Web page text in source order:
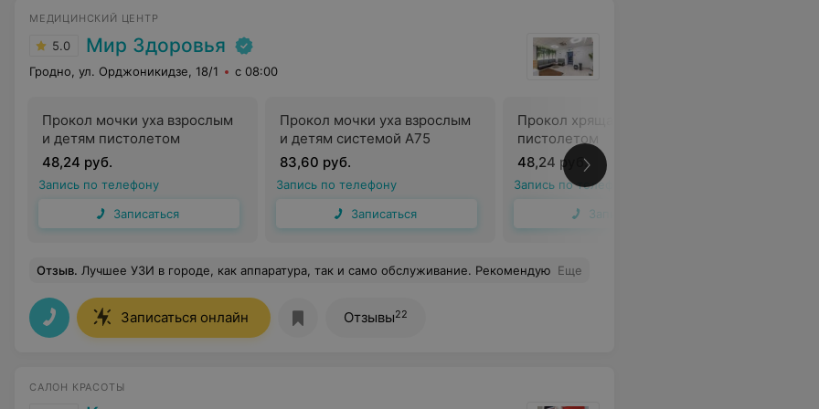
МЕДИЦИНСКИЙ ЦЕНТР
5.0 Мир Здоровья
Гродно, ул. Орджоникидзе, 18/1 с 08:00
Прокол мочки уха взрослым
и детям пистолетом
48,24 руб.
Запись по телефону
Записаться
Прокол мочки уха взрослым
и детям системой А75
83,60 руб.
Запись по телефону
Записаться
Прокол хряща взрослым
пистолетом
48,24 руб.
Запись по телефону
Записаться
Отзыв. Лучшее УЗИ в городе, как аппаратура, так и само обслуживание. Рекомендую Еще
Записаться онлайн Отзывы22
САЛОН КРАСОТЫ